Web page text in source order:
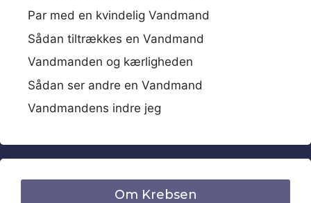
Par med en kvindelig Vandmand
Sådan tiltrækkes en Vandmand
Vandmanden og kærligheden
Sådan ser andre en Vandmand
Vandmandens indre jeg
Om Krebsen